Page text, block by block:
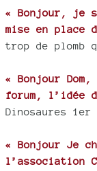
« Bonjour, je
mise en place
trop de plomb
« Bonjour
forum, l’idée
Dinosaures
« Bonjour Je
l’association